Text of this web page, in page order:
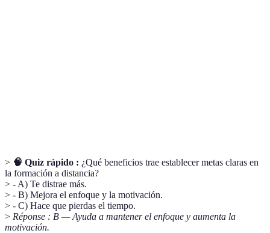
> 🧠 Quiz rápido : ¿Qué beneficios trae establecer metas claras en
la formación a distancia?
> - A) Te distrae más.
> - B) Mejora el enfoque y la motivación.
> - C) Hace que pierdas el tiempo.
> Réponse : B — Ayuda a mantener el enfoque y aumenta la
motivación.